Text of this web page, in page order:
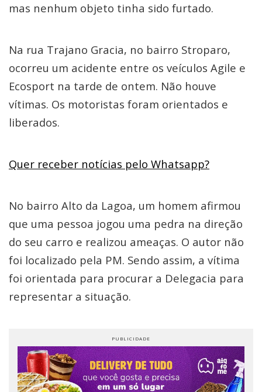
mas nenhum objeto tinha sido furtado.
Na rua Trajano Gracia, no bairro Stroparo,
ocorreu um acidente entre os veículos Agile e
Ecosport na tarde de ontem. Não houve
vítimas. Os motoristas foram orientados e
liberados.
Quer receber notícias pelo Whatsapp?
No bairro Alto da Lagoa, um homem afirmou
que uma pessoa jogou uma pedra na direção
do seu carro e realizou ameaças. O autor não
foi localizado pela PM. Sendo assim, a vítima
foi orientada para procurar a Delegacia para
representar a situação.